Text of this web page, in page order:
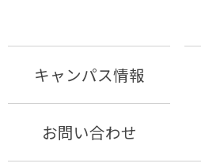
キャンパス情報
お問い合わせ